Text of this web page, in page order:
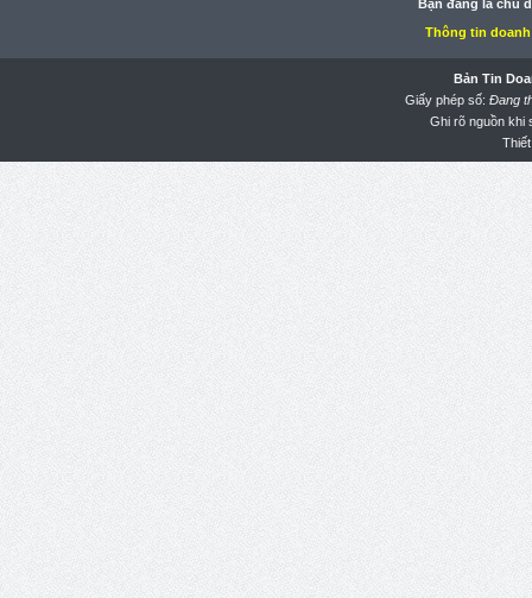
Bạn đang là chủ
Thông tin
Bản Tin
Giấy phép số: Đang
Ghi rõ nguồn khi